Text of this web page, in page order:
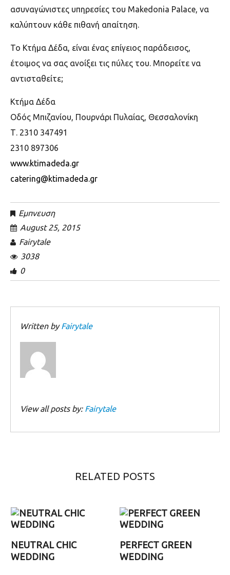
ασυναγώνιστες υπηρεσίες του Makedonia Palace, να
καλύπτουν κάθε πιθανή απαίτηση.
Το Κτήμα Δέδα, είναι ένας επίγειος παράδεισος,
έτοιμος να σας ανοίξει τις πύλες του. Μπορείτε να
αντισταθείτε;
Κτήμα Δέδα
Οδός Μπιζανίου, Πουρνάρι Πυλαίας, Θεσσαλονίκη
Τ. 2310 347491
2310 897306
www.ktimadeda.gr
catering@ktimadeda.gr
Εμπνευση
August 25, 2015
Fairytale
3038
0
Written byFairytale
View all posts by: Fairytale
RELATED POSTS
NEUTRAL CHIC
WEDDING
PERFECT GREEN
WEDDING